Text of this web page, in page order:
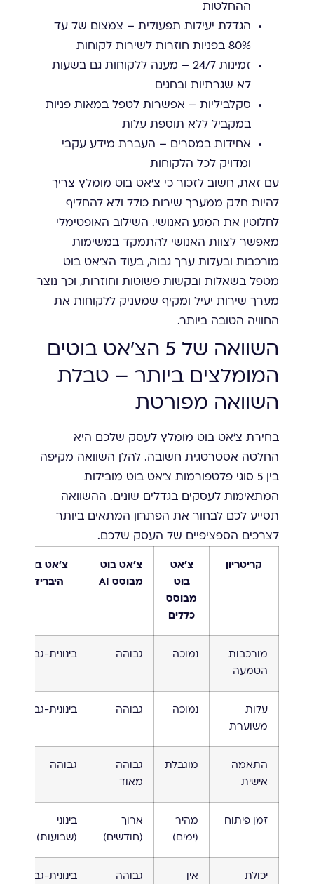
ההחלטות
הגדלת יעילות תפעולית – צמצום של עד
80% בפניות חוזרות לשירות לקוחות
זמינות 24/7 – מענה ללקוחות גם בשעות
לא שגרתיות ובחגים
סקלביליות – אפשרות לטפל במאות פניות
במקביל ללא תוספת עלות
אחידות במסרים – העברת מידע עקבי
ומדויק לכל הלקוחות
עם זאת, חשוב לזכור כי צ'אט בוט מומלץ צריך
להיות חלק ממערך שירות כולל ולא להחליף
לחלוטין את המגע האנושי. השילוב האופטימלי
מאפשר לצוות האנושי להתמקד במשימות
מורכבות ובעלות ערך גבוה, בעוד הצ'אט בוט
מטפל בשאלות ובקשות פשוטות וחוזרות, וכך נוצר
מערך שירות יעיל ומקיף שמעניק ללקוחות את
החוויה הטובה ביותר.
השוואה של 5 הצ'אט בוטים
המומלצים ביותר – טבלת
השוואה מפורטת
בחירת צ'אט בוט מומלץ לעסק שלכם היא
החלטה אסטרטגית חשובה. להלן השוואה מקיפה
בין 5 סוגי פלטפורמות צ'אט בוט מובילות
המתאימות לעסקים בגדלים שונים. ההשוואה
תסייע לכם לבחור את הפתרון המתאים ביותר
לצרכים הספציפיים של העסק שלכם.
קריטריון
צ'אט
בוט
מבוסס
כללים
צ'אט בוט
מבוסס AI
צ'אט בוט
היברידי
מורכבות
הטמעה
נמוכה גבוהה בינונית-גבוהה
עלות
משוערת
נמוכה גבוהה בינונית-גבוהה
התאמה
אישית
מוגבלת
גבוהה
מאוד
גבוהה
זמן פיתוח
מהיר
(ימים)
ארוך
(חודשים)
בינוני
(שבועות)
יכולת אין גבוהה בינונית-גבוהה